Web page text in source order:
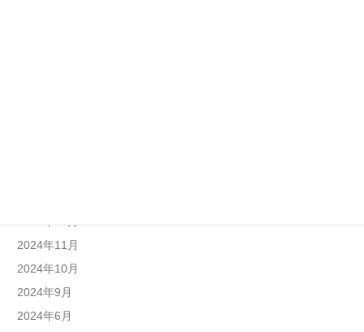
2024年12月
2024年11月
2024年10月
2024年9月
2024年6月